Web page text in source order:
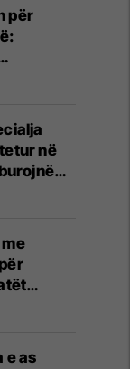
për
ne
në
i
Mund
e as